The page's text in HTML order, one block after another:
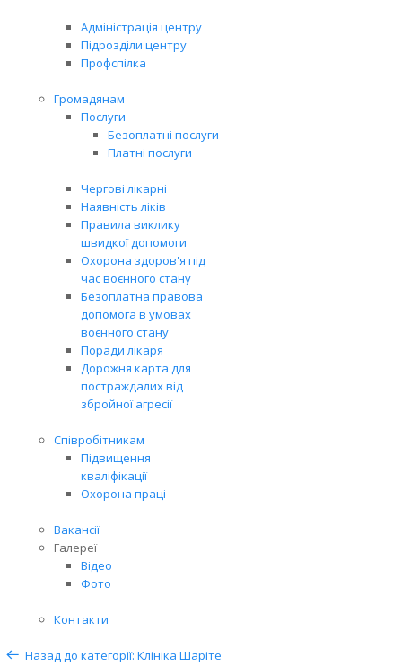
Адміністрація центру
Підрозділи центру
Профспілка
Громадянам
Послуги
Безоплатні послуги
Платні послуги
Чергові лікарні
Наявність ліків
Правила виклику
швидкої допомоги
Охорона здоров'я під
час воєнного стану
Безоплатна правова
допомога в умовах
воєнного стану
Поради лікаря
Дорожня карта для
постраждалих від
збройної агресії
Співробітникам
Підвищення
кваліфікації
Охорона праці
Вакансії
Галереї
Відео
Фото
Контакти
Назад до категорії: Клініка Шаріте